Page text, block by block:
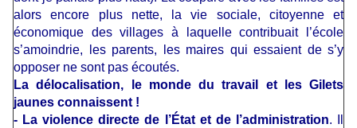
alors encore plus nette, la vie sociale, citoyenne et
économique des villages à laquelle contribuait l’école
s’amoindrie, les parents, les maires qui essaient de s’y
opposer ne sont pas écoutés.
La délocalisation, le monde du travail et les Gilets
jaunes connaissent !
- La violence directe de l’État et de l’administration. Il